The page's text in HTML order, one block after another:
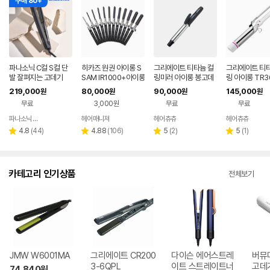
파나소닉 C컬 S컬 단
발 잘펴지는 고데기
219,000원
무료
파나소닉 공식판매점
별 4.8 리
(44)
히카즈 원권 아이롱 S
SAM IR1000+아이롱
꼬리빗
80,000원
3,000원
페이
헤어매니져
별 4.88 리
(106)
그리에이트 티타늄 컬
링미러 아이롱 봉고데
기 32미리(L)
90,000원
무료
헤어츄츄
별 5 리
(2)
그리에이트 티
링 아이롱
145,000원
무료
헤어츄츄
별 5 리
(1)
카테고리 인기상품 전체보기
JMW W6001MA
그리에이트 CR200
3-6QPL
다이슨 에어스트레
이트 스트레이트너
버뮤